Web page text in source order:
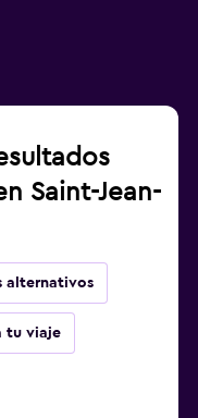
Saint-Jean-
alternativos
tu viaje